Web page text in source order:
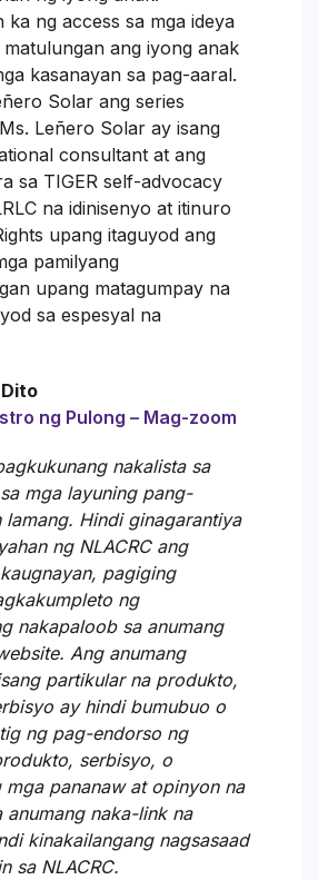
ka ng access sa mga ideya
ang iyong anak
kasanayan sa pag-aaral.
Solar ang series
Leñero Solar ay isang
consultant at ang
sa TIGER self-advocacy
na idinisenyo at itinuro
upang itaguyod ang
pamilyang
upang matagumpay na
sa espesyal na
ng Pulong – Mag-zoom
nakalista sa
mga layuning pang-
lamang. Hindi ginagarantiya
ng NLACRC ang
pagiging
ng
nakapaloob sa anumang
Ang anumang
partikular na produkto,
ay hindi bumubuo o
ng pag-endorso ng
serbisyo, o
pananaw at opinyon na
anumang naka-link na
kinakailangang nagsasaad
sa NLACRC.